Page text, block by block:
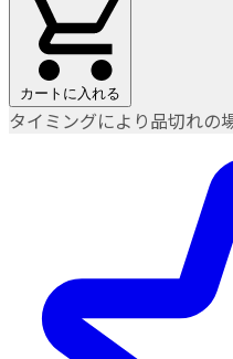
カートに入れる
タイミングにより品切れの